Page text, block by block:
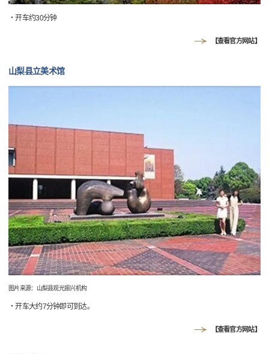
・开车约30分钟
【查看官方网站】
山梨县立美术馆
图片来源：山梨县观光振兴机构
・开车大约7分钟即可到达。
【查看官方网站】